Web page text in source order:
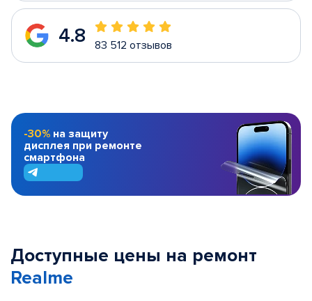
4.8 83 512 отзывов
-30% на защиту
дисплея при ремонте
смартфона
Доступные цены на ремонт
Realme